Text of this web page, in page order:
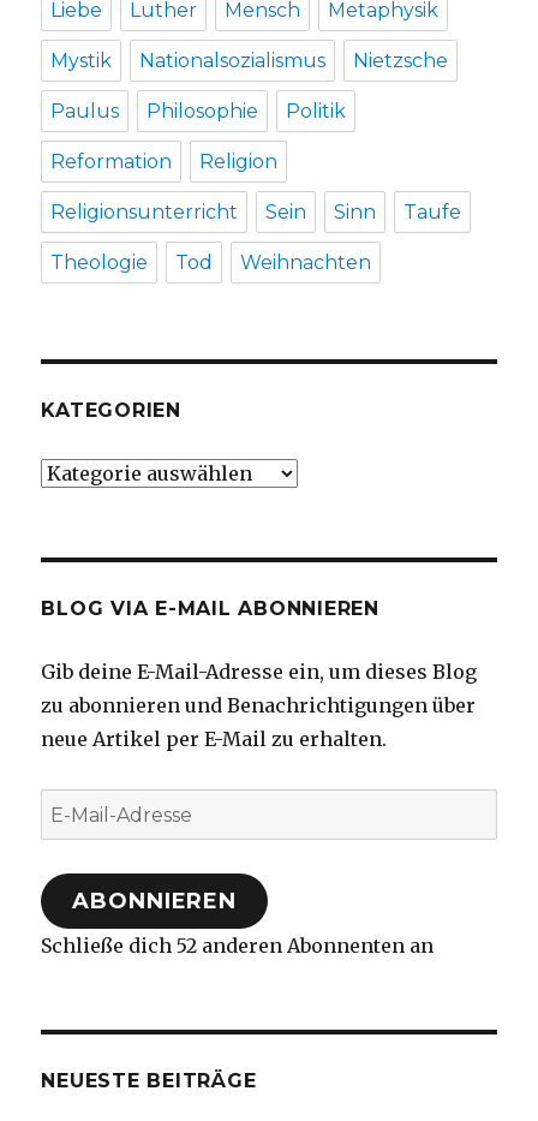
Liebe Luther Mensch Metaphysik
Mystik Nationalsozialismus Nietzsche
Paulus Philosophie Politik
Reformation Religion
Religionsunterricht Sein Sinn Taufe
Theologie Tod Weihnachten
KATEGORIEN
Kategorien
BLOG VIA E-MAIL ABONNIEREN
Gib deine E-Mail-Adresse ein, um dieses Blog
zu abonnieren und Benachrichtigungen über
neue Artikel per E-Mail zu erhalten.
E-
Mail-
Adresse
ABONNIEREN
Schließe dich 52 anderen Abonnenten an
NEUESTE BEITRÄGE